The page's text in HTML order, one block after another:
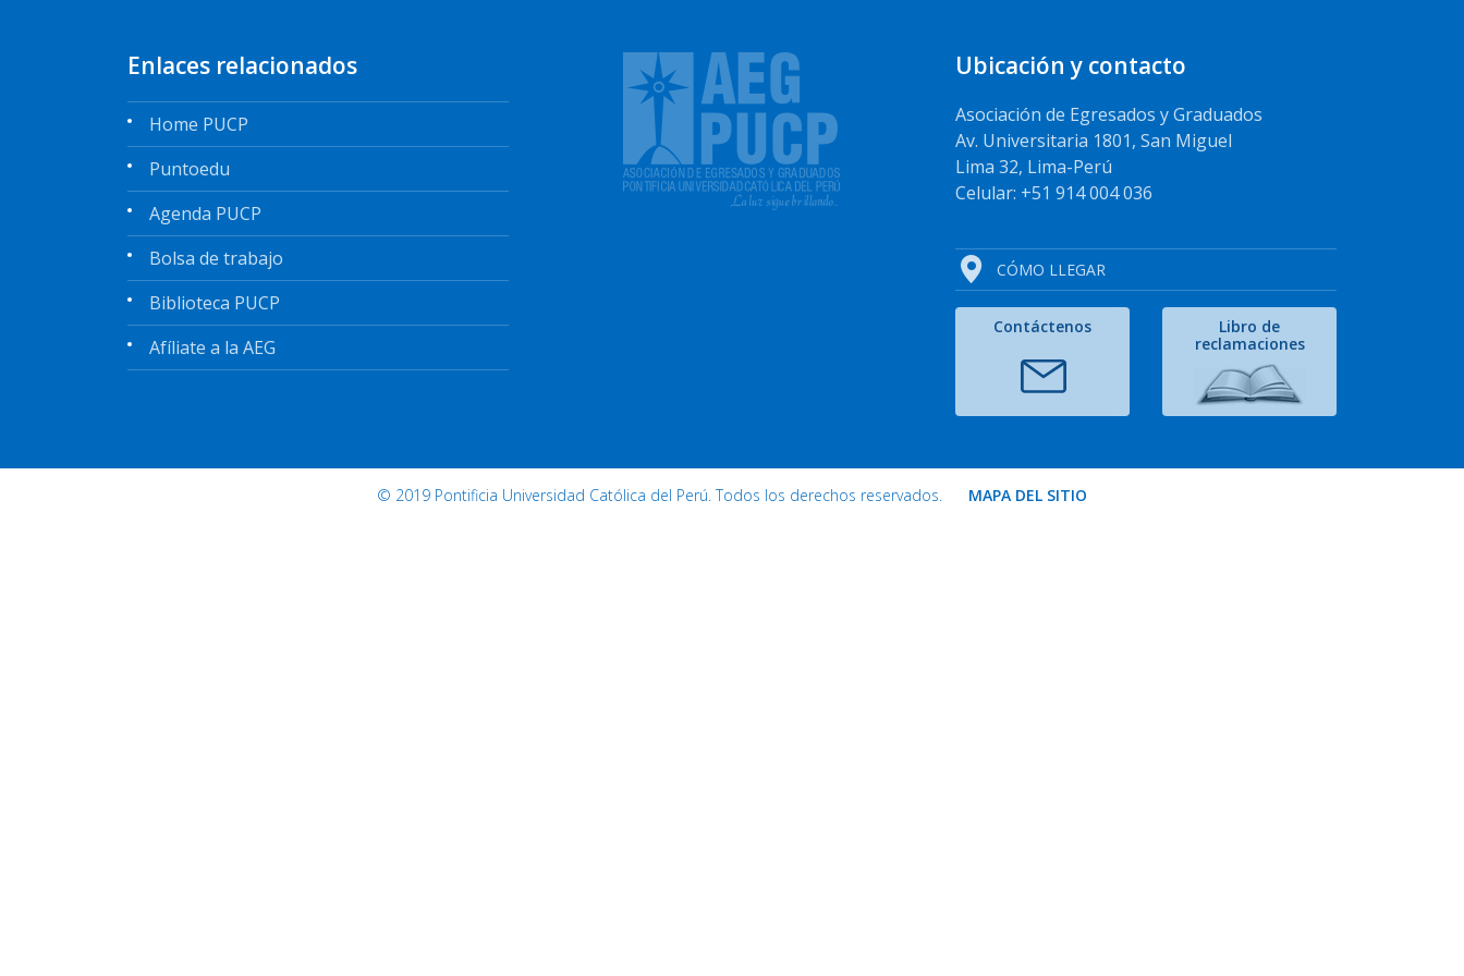
Enlaces relacionados
Home PUCP
Puntoedu
Agenda PUCP
Bolsa de trabajo
Biblioteca PUCP
Afíliate a la AEG
Ubicación y contacto
Asociación de Egresados y Graduados
Av. Universitaria 1801, San Miguel
Lima 32, Lima-Perú
Celular: +51 914 004 036
CÓMO LLEGAR
Contáctenos
Libro de
reclamaciones
© 2019 Pontificia Universidad Católica del Perú. Todos los derechos reservados. MAPA DEL SITIO